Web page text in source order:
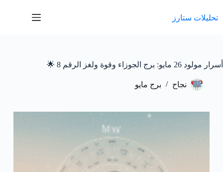
المحتوى
تحليلات ستارز
أسرار مولود 26 مايو: برج الجوزاء وقوة ولغز الرقم 8 🌟
نجاح برج مايو